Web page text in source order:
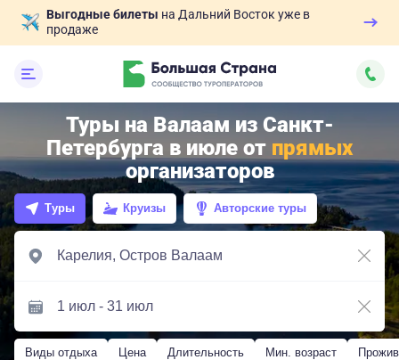
Выгодные билеты на Дальний Восток уже в
продаже
Туры на Валаам из Санкт-
Петербурга в июле от прямых
организаторов
Туры Круизы Авторские туры
Виды отдыха Цена Длительность Мин. возраст